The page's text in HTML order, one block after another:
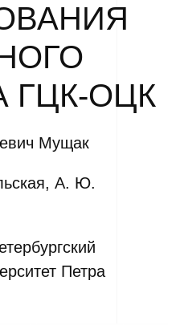
ГЦК-ОЦК
Мущак
А. Ю.
Петра